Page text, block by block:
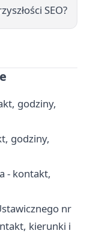
SEO?
godziny,
godziny,
- kontakt,
nr
kierunki i